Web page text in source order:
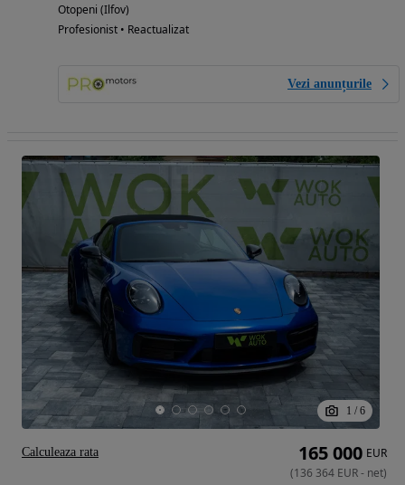
Otopeni (Ilfov)
Profesionist • Reactualizat
Vezi anunțurile
1 / 6
165 000 EUR
(136 364 EUR- net)
Calculeaza rata